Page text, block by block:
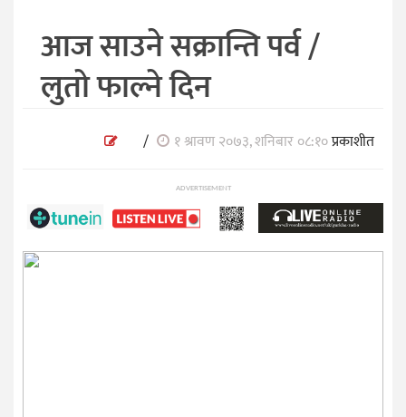
आज साउने सक्रान्ति पर्व /
लुतो फाल्ने दिन
/ १ श्रावण २०७३, शनिबार ०८:१०प्रकाशीत
ADVERTISEMENT